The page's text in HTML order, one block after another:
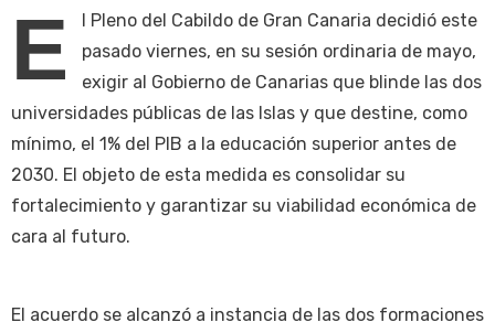
E
l Pleno del Cabildo de Gran Canaria decidió este
pasado viernes, en su sesión ordinaria de mayo,
exigir al Gobierno de Canarias que blinde las dos
universidades públicas de las Islas y que destine, como
mínimo, el 1% del PIB a la educación superior antes de
2030. El objeto de esta medida es consolidar su
fortalecimiento y garantizar su viabilidad económica de
cara al futuro.
El acuerdo se alcanzó a instancia de las dos formaciones